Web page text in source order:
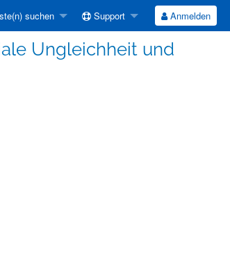
suchen Support Anmelden
Ungleichheit und